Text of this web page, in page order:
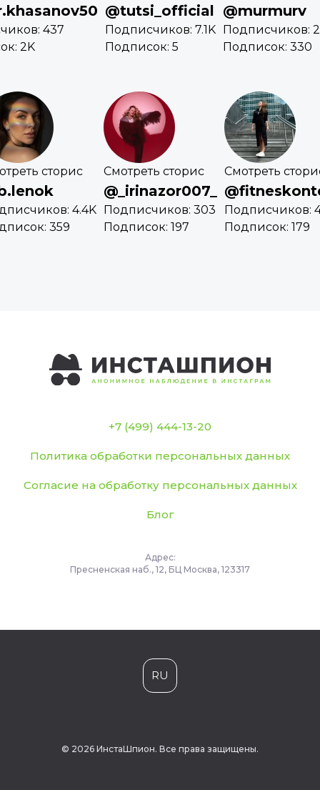
437
2K
@tutsi_official
Подписчиков: 7.1K
Подписок: 5
@murmurv
Подписчиков:
Подписок: 330
сторис
4.4K
359
Смотреть сторис
@_irinazor007_
Подписчиков: 303
Подписок: 197
Смотреть
Подписчиков:
Подписок: 179
+7 (499) 444-13-20
Политика обработки персональных данных
Согласие на обработку персональных данных
Блог
Адрес:
Пресненская наб., 12, БЦ Москва, 123317
RU
© 2026 ИнстаШпион. Все права защищены.